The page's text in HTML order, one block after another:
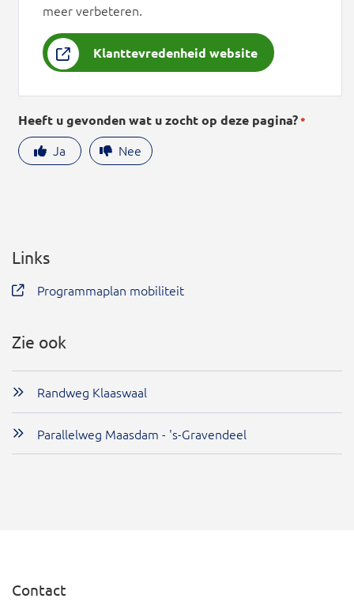
meer verbeteren.
Klanttevredenheid website
Heeft u gevonden wat u zocht op deze pagina?*
Ja Nee
Links
Programmaplan mobiliteit
Zie ook
Randweg Klaaswaal
Parallelweg Maasdam - 's-Gravendeel
Contact